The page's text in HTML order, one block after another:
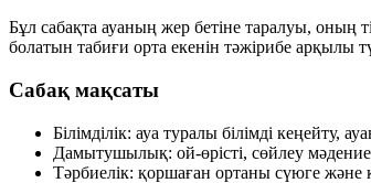
Бұл сабақта ауаның жер бетіне таралуы, оның
болатын табиғи орта екенін тәжірибе арқылы
Сабақ мақсаты
Білімділік: ауа туралы білімді кеңейту,
Дамытушылық: ой-өрісті, сөйлеу
Тәрбиелік: қоршаған ортаны сүюге және